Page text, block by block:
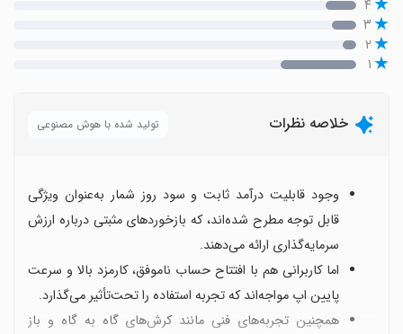
۴
۳
۲
۱
خلاصه نظرات تولید شده با هوش مصنوعی
وجود قابلیت درآمد ثابت و سود روز شمار به‌عنوان ویژگی
قابل توجه مطرح شده‌اند، که بازخوردهای مثبتی درباره ارزش
سرمایه‌گذاری ارائه می‌دهند.
اما کاربرانی هم با افتتاح حساب ناموفق، کارمزد بالا و سرعت
پایین اپ مواجه‌اند که تجربه استفاده را تحت‌تأثیر می‌گذارد.
همچنین تجربه‌های فنی مانند کرش‌های گاه به گاه و باز